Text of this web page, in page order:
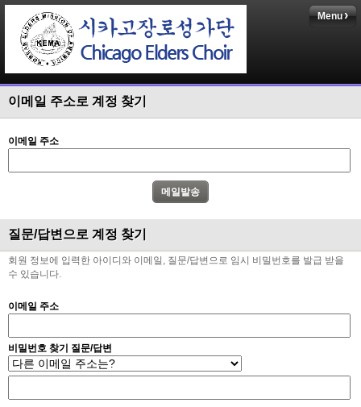
Menu
이메일 주소로 계정 찾기
이메일 주소
질문/답변으로 계정 찾기
회원 정보에 입력한 아이디와 이메일, 질문/답변으로 임시 비밀번호를 발급 받을
수 있습니다.
이메일 주소
비밀번호 찾기 질문/답변